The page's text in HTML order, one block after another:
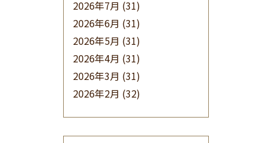
2026年7月 (31)
2026年6月 (31)
2026年5月 (31)
2026年4月 (31)
2026年3月 (31)
2026年2月 (32)